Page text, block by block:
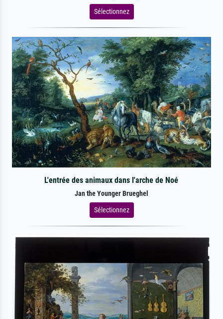
Sélectionnez
L'entrée des animaux dans l'arche de Noé
Jan the Younger Brueghel
Sélectionnez